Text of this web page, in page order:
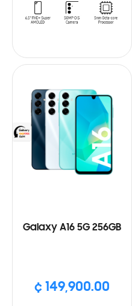
Galaxy A16 5G 256GB
¢ 149,900.00